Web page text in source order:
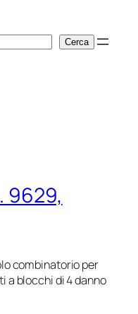
Cerca
9629,
combinatorio per
a blocchi di 4 danno